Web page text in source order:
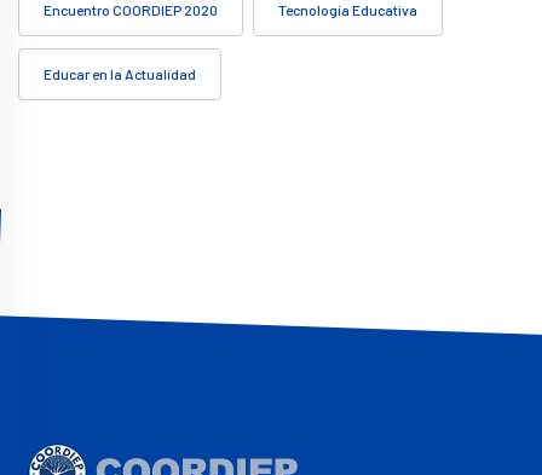
Encuentro COORDIEP 2020 Tecnología Educativa
Educar en la Actualidad